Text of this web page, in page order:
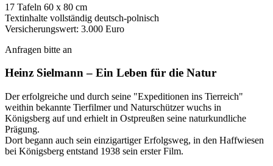
17 Tafeln 60 x 80 cm
Textinhalte vollständig deutsch-polnisch
Versicherungswert: 3.000 Euro
Anfragen bitte an
Heinz Sielmann – Ein Leben für die Natur
Der erfolgreiche und durch seine "Expeditionen ins Tierreich"
weithin bekannte Tierfilmer und Naturschützer wuchs in
Königsberg auf und erhielt in Ostpreußen seine naturkundliche
Prägung.
Dort begann auch sein einzigartiger Erfolgsweg, in den Haffwiesen
bei Königsberg entstand 1938 sein erster Film.